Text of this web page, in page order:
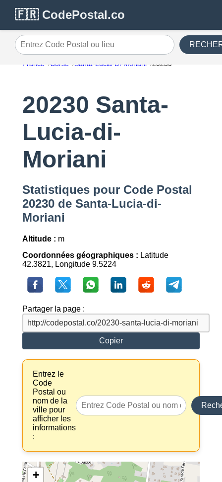
🇫🇷 CodePostal.co
Entrez Code Postal ou lieu
France Corse Santa-Lucia-Di-Moriani 20230
20230 Santa-
Lucia-di-
Moriani
Statistiques pour Code Postal
20230 de Santa-Lucia-di-
Moriani
Altitude : m
Coordonnées géographiques : Latitude
42.3821, Longitude 9.5224
Partager la page :
Copier
Entrez le
Code
Postal ou
nom de la
ville pour
afficher les
informations
:
+